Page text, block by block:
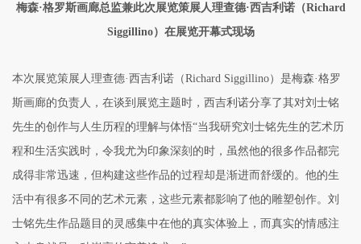
梅森·格罗斯画廊总监兼此次展览策展人理查德·西吉利诺（Richard
Siggillino）在展览开幕式现场
本次展览策展人理查德·西吉利诺（Richard Siggillino）是梅森·格罗
斯画廊的负责人，在谈到展览主题时，西吉利诺分享了其对刘士铭
先生的创作与人生历程的理解与体悟“当我研究刘士铭先生的艺术历
程和生活实践时，令我尤为印象深刻的时，虽然他的很多作品都完
成得非常迅速，但构建这些作品的过程却是渐进而舒缓的。他的生
活中有很多不同的艺术元素，这些元素都影响了他的雕塑创作。刘
士铭先生作品题目的灵感集中在他的真实体验上，而真实的情感注